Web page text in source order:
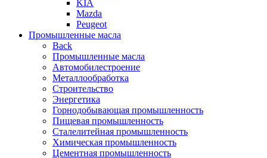
KIA
Mazda
Peugeot
Промышленные масла
Back
Промышленные масла
Автомобилестроение
Металлообработка
Строительство
Энергетика
Горнодобывающая промышленность
Пищевая промышленность
Сталелитейная промышленность
Химическая промышленность
Цементная промышленность